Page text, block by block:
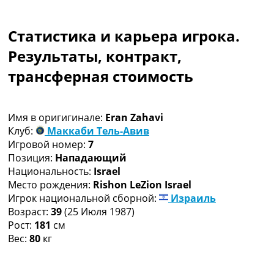
Чемпионат Мира
Украина. Премьер-Лига
Украина. Первая Лига
Лига Чемпионов
Другие Турниры >>>
Таблицы
Таблицы групп Чемпионата Мира
Украина. Премьер-Лига
Украина. Первая Лига
Лига Чемпионов. Таблицы групп
Англия. Премьер-Лига
Испания. Ла Лига
Все таблицы >>>
Рейтинги
Статистика и карьера игрока.
Результаты, контракт,
трансферная стоимость
Имя в оригигинале: Eran Zahavi
Клуб:
Маккаби Тель-Авив
Игровой номер: 7
Позиция: Нападающий
Национальность: Israel
Место рождения: Rishon LeZion Israel
Игрок национальной сборной:
Израиль
Возраст: 39(25 Июля 1987)
Рост: 181 см
Вес: 80 кг